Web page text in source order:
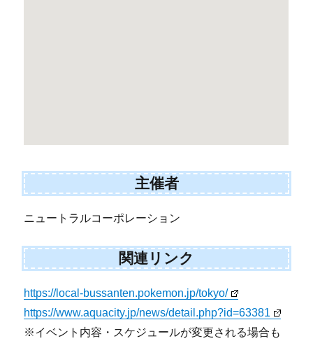
主催者
ニュートラルコーポレーション
関連リンク
https://local-bussanten.pokemon.jp/tokyo/
https://www.aquacity.jp/news/detail.php?id=63381
※イベント内容・スケジュールが変更される場合も